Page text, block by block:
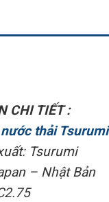
CHI TIẾT :
thải Tsurumi
Tsurumi
– Nhật Bản